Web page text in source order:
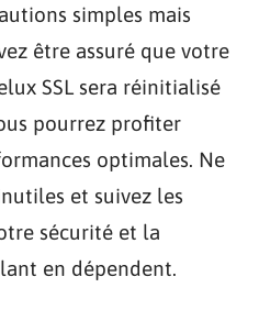
simples mais
être assuré que votre
SSL sera réinitialisé
pourrez profiter
optimales. Ne
et suivez les
sécurité et la
en dépendent.